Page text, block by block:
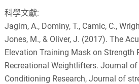
科學文獻:
Jagim, A., Dominy, T., Camic, C.,
Jones, M., & Oliver, J. (2017). The
Elevation Training Mask on Strength
Recreational Weightlifters. Journal
Conditioning Research, Journal of